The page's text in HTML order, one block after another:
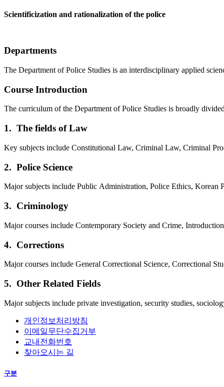
Scientificization and rationalization of the police
Departments
The Department of Police Studies is an interdisciplinary applied
Course Introduction
The curriculum of the Department of Police Studies is broadly
1. The fields of Law
Key subjects include Constitutional Law, Criminal Law, Criminal
2. Police Science
Major subjects include Public Administration, Police Ethics, Korean
3. Criminology
Major courses include Contemporary Society and Crime,
4. Corrections
Major courses include General Correctional Science, Correctional
5. Other Related Fields
Major subjects include private investigation, security studies,
개인정보처리방침
이메일무단수집거부
교내전화번호
찾아오시는 길
구분